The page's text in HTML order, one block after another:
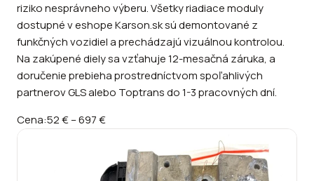
riziko nesprávneho výberu. Všetky riadiace moduly
dostupné v eshope Karson.sk sú demontované z
funkčných vozidiel a prechádzajú vizuálnou kontrolou.
Na zakúpené diely sa vzťahuje 12-mesačná záruka, a
doručenie prebieha prostredníctvom spoľahlivých
partnerov GLS alebo Toptrans do 1-3 pracovných dní.
Cena:52 €–697 €